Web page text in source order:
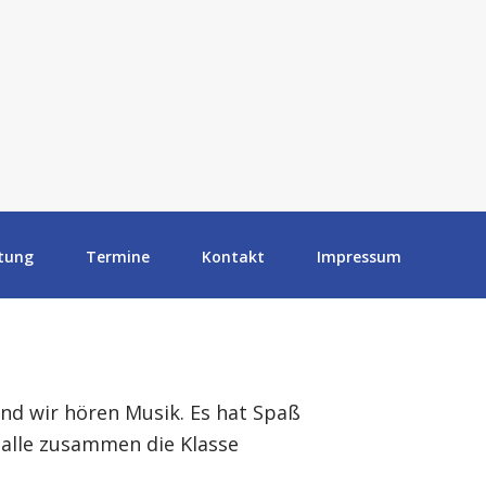
Termine Kontakt Impressum
wir hören Musik. Es hat Spaß
zusammen die Klasse